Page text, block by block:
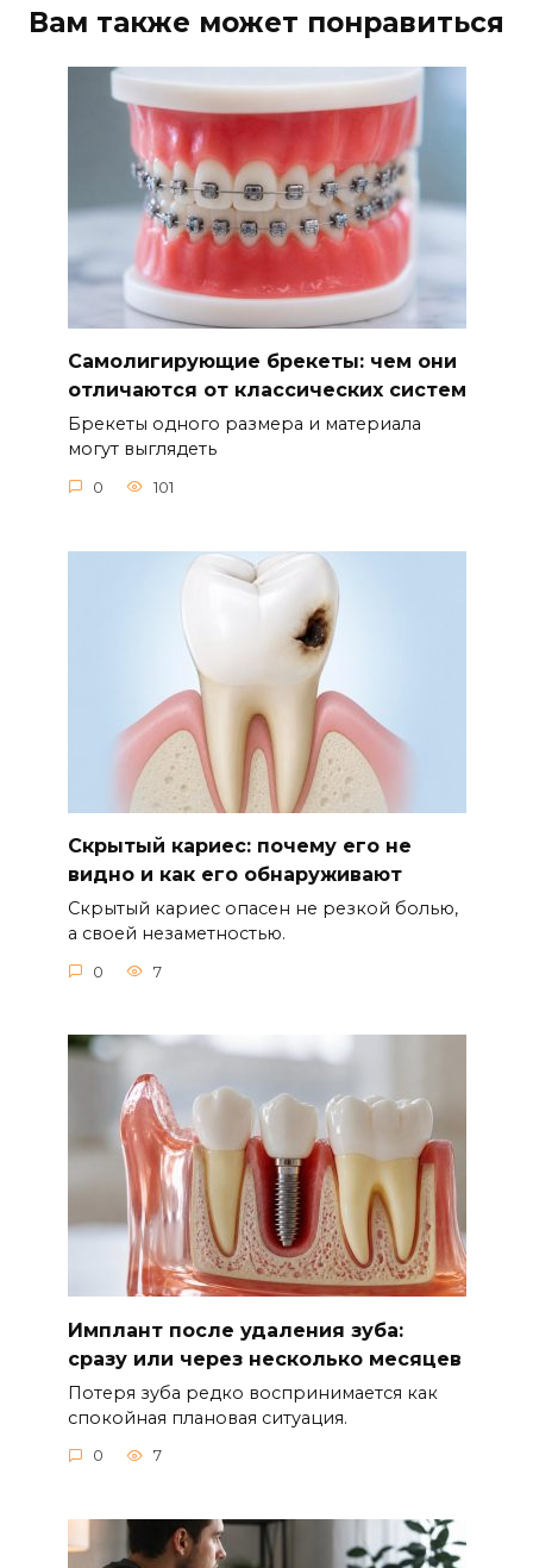
Вам также может понравиться
Самолигирующие брекеты: чем они
отличаются от классических систем
Брекеты одного размера и материала
могут выглядеть
0 101
Скрытый кариес: почему его не
видно и как его обнаруживают
Скрытый кариес опасен не резкой болью,
а своей незаметностью.
0 7
Имплант после удаления зуба:
сразу или через несколько месяцев
Потеря зуба редко воспринимается как
спокойная плановая ситуация.
0 7